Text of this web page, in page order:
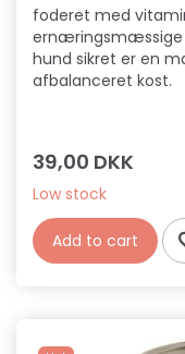
foderet med
ernæringsmæssige
hund sikret er en
afbalanceret kost.
39,00 DKK
Low stock
Add to cart